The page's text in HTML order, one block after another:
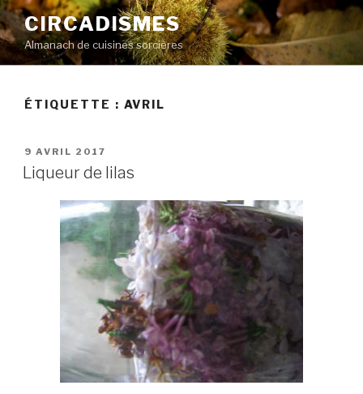
Aller
au
contenu
principal
CIRCADISMES
Almanach de cuisines sorcières
ÉTIQUETTE : AVRIL
PUBLIÉ
LE
9 AVRIL 2017
Liqueur de lilas